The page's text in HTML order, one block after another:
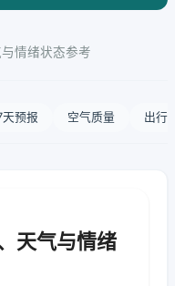
情绪状态参考
天预报 空气质量 出行
天气与情绪